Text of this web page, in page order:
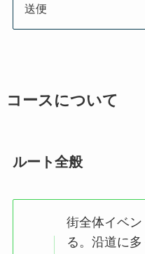
送便
コースについて
ルート全般
街全体イベ
る。沿道に